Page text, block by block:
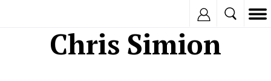
Chris Simion